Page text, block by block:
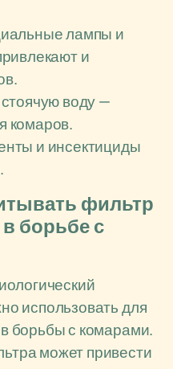
лампы и
и
воду —
комаров.
и инсектициды
фильтр
борьбе с
использовать для
борьбы с комарами.
может привести